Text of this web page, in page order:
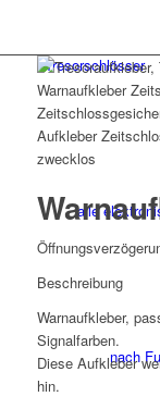
Tresorschlösser
alle
nach
Beschreibung
Warnaufkleber,
Signalfarben.
Diese Aufkleber
hin.